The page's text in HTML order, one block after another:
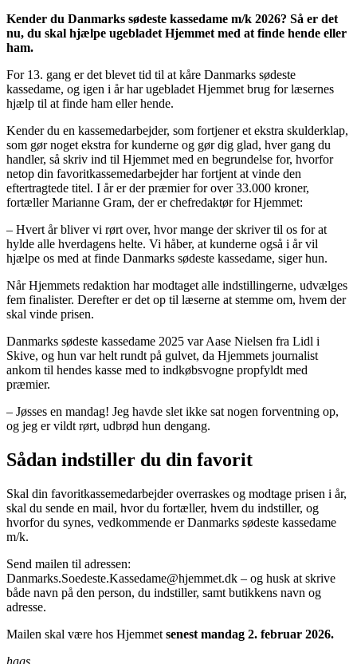
Kender du Danmarks sødeste kassedame m/k 2026? Så er det
nu, du skal hjælpe ugebladet Hjemmet med at finde hende eller
ham.
For 13. gang er det blevet tid til at kåre Danmarks sødeste
kassedame, og igen i år har ugebladet Hjemmet brug for læsernes
hjælp til at finde ham eller hende.
Kender du en kassemedarbejder, som fortjener et ekstra skulderklap,
som gør noget ekstra for kunderne og gør dig glad, hver gang du
handler, så skriv ind til Hjemmet med en begrundelse for, hvorfor
netop din favoritkassemedarbejder har fortjent at vinde den
eftertragtede titel. I år er der præmier for over 33.000 kroner,
fortæller Marianne Gram, der er chefredaktør for Hjemmet:
– Hvert år bliver vi rørt over, hvor mange der skriver til os for at
hylde alle hverdagens helte. Vi håber, at kunderne også i år vil
hjælpe os med at finde Danmarks sødeste kassedame, siger hun.
Når Hjemmets redaktion har modtaget alle indstillingerne, udvælges
fem finalister. Derefter er det op til læserne at stemme om, hvem der
skal vinde prisen.
Danmarks sødeste kassedame 2025 var Aase Nielsen fra Lidl i
Skive, og hun var helt rundt på gulvet, da Hjemmets journalist
ankom til hendes kasse med to indkøbsvogne propfyldt med
præmier.
– Jøsses en mandag! Jeg havde slet ikke sat nogen forventning op,
og jeg er vildt rørt, udbrød hun dengang.
Sådan indstiller du din favorit
Skal din favoritkassemedarbejder overraskes og modtage prisen i år,
skal du sende en mail, hvor du fortæller, hvem du indstiller, og
hvorfor du synes, vedkommende er Danmarks sødeste kassedame
m/k.
Send mailen til adressen:
Danmarks.Soedeste.Kassedame@hjemmet.dk – og husk at skrive
både navn på den person, du indstiller, samt butikkens navn og
adresse.
Mailen skal være hos Hjemmet senest mandag 2. februar 2026.